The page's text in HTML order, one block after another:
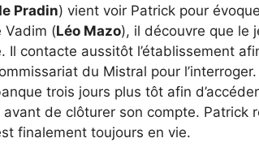
Pradin) vient voir Patrick pour
Vadim (Léo Mazo), il découvre que le
contacte aussitôt l’établissement
du Mistral pour
trois jours plus tôt afin
avant de clôturer son compte. Patrick
finalement toujours en vie.